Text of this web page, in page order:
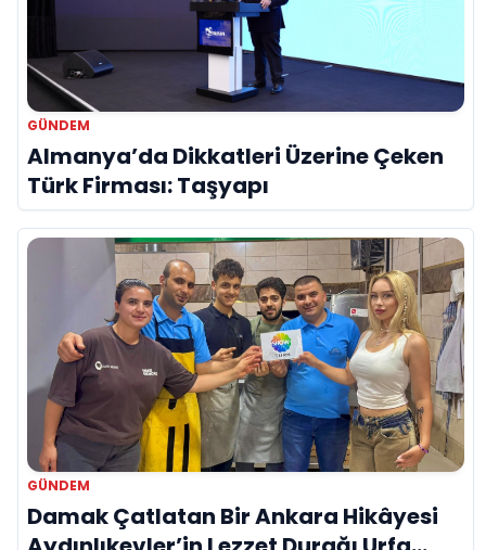
GÜNDEM
Almanya’da Dikkatleri Üzerine Çeken
Türk Firması: Taşyapı
GÜNDEM
Damak Çatlatan Bir Ankara Hikâyesi